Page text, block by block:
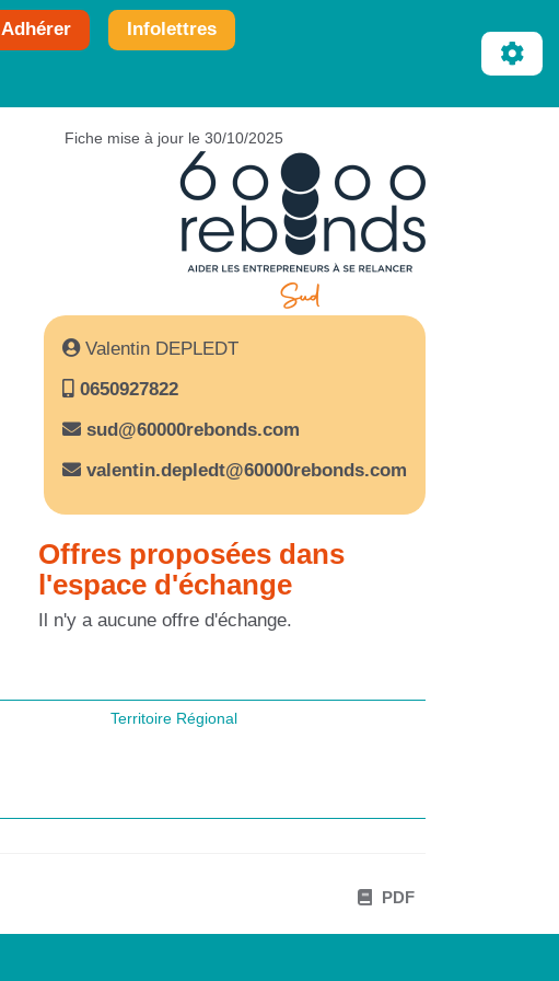
Adhérer Infolettres
Fiche mise à jour le 30/10/2025
Valentin DEPLEDT
0650927822
sud@60000rebonds.com
valentin.depledt@60000rebonds.com
Offres proposées dans
l'espace d'échange
Il n'y a aucune offre d'échange.
Territoire Régional
PDF